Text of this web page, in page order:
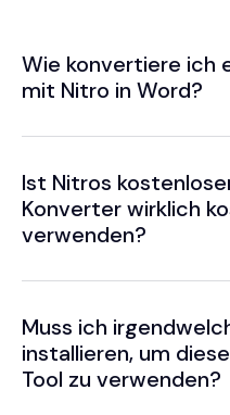
Wie konvertiere ich
mit Nitro in Word?
Ist Nitros
Konverter wirklich
verwenden?
Muss ich
installieren, um
Tool zu verwenden?